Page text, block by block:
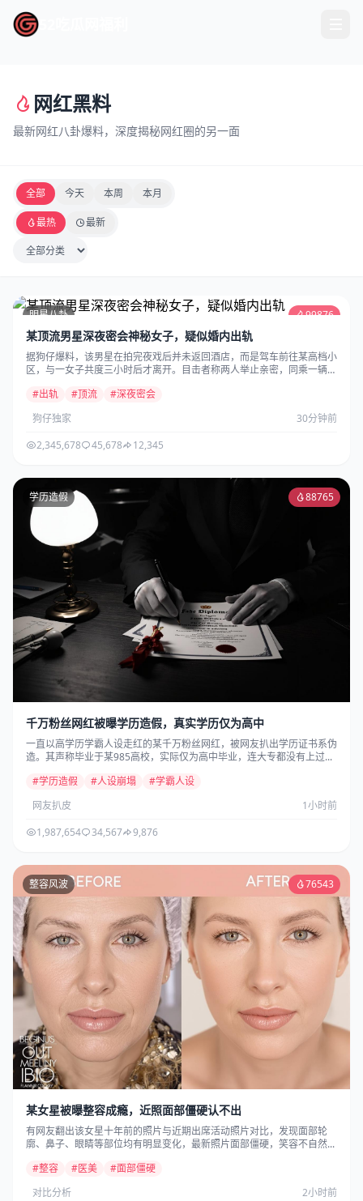
网红黑料
最新网红八卦爆料，深度揭秘网红圈的另一面
全部 今天 本周 本月
最热 最新
明星八卦 99876
某顶流男星深夜密会神秘女子，疑似婚内出轨
据狗仔爆料，该男星在拍完夜戏后并未返回酒店，而是驾车前往某高档小
区，与一女子共度三小时后才离开。目击者称两人举止亲密，同乘一辆车
#出轨
#顶流
#深夜密会
狗仔独家
30分钟前
2,345,678
45,678 12,345
学历造假 88765
千万粉丝网红被曝学历造假，真实学历仅为高中
一直以高学历学霸人设走红的某千万粉丝网红，被网友扒出学历证书系伪
造。其声称毕业于某985高校，实际仅为高中毕业，连大专都没有上过...
#学历造假
#人设崩塌
#学霸人设
网友扒皮
1小时前
1,987,654
34,567 9,876
整容风波 76543
某女星被曝整容成瘾，近照面部僵硬认不出
有网友翻出该女星十年前的照片与近期出席活动照片对比，发现面部轮
廓、鼻子、眼睛等部位均有明显变化，最新照片面部僵硬，笑容不自然...
#整容
#医美
#面部僵硬
对比分析
2小时前